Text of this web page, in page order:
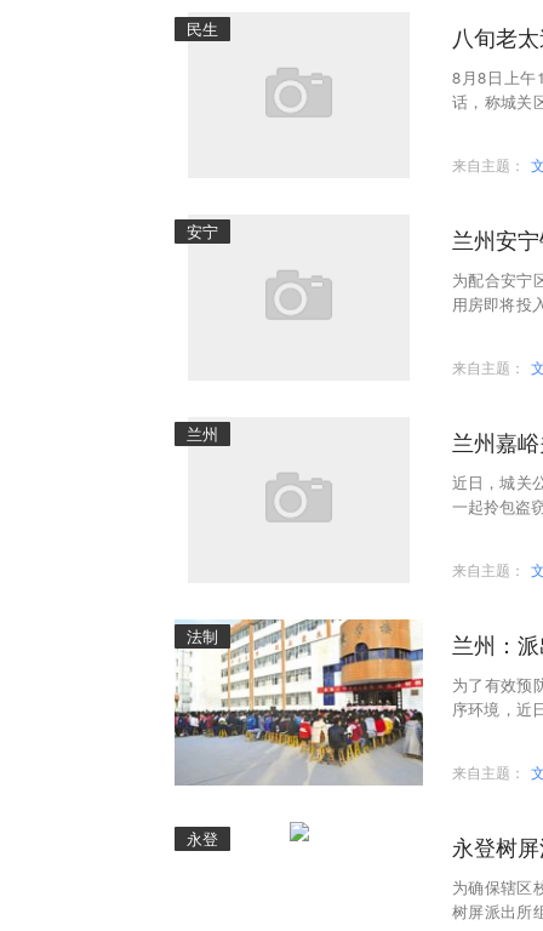
民生 八旬老
8月8日上午
话，称城关
来自主题：
安宁 兰州安
为配合安宁
用房即将投
来自主题：
兰州 兰州嘉
近日，城关
一起拎包盗
来自主题：
法制 兰州：
为了有效预
序环境，近
来自主题：
永登 永登树
为确保辖区
树屏派出所